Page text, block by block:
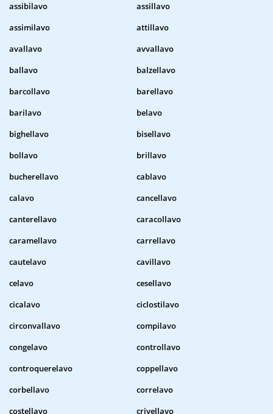
assibilavo
assillavo
assimilavo
attillavo
avallavo
avvallavo
ballavo
balzellavo
barcollavo
barellavo
barilavo
belavo
bighellavo
bisellavo
bollavo
brillavo
bucherellavo
cablavo
calavo
cancellavo
canterellavo
caracollavo
caramellavo
carrellavo
cautelavo
cavillavo
celavo
cesellavo
cicalavo
ciclostilavo
circonvallavo
compilavo
congelavo
controllavo
controquerelavo
coppellavo
corbellavo
correlavo
costellavo
crivellavo